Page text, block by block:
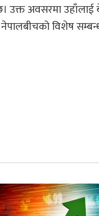
उक्त अवसरमा उहाँलाई
नेपालबीचको विशेष